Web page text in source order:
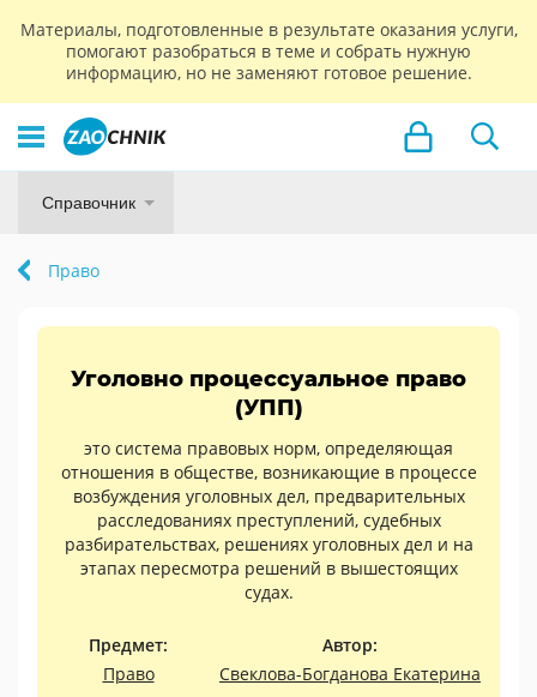
Материалы, подготовленные в результате оказания услуги,
помогают разобраться в теме и собрать нужную
информацию, но не заменяют готовое решение.
Справочник
Право
Уголовно процессуальное право
(УПП)
это система правовых норм, определяющая
отношения в обществе, возникающие в процессе
возбуждения уголовных дел, предварительных
расследованиях преступлений, судебных
разбирательствах, решениях уголовных дел и на
этапах пересмотра решений в вышестоящих
судах.
Предмет:
Право
Автор:
Свеклова-Богданова Екатерина